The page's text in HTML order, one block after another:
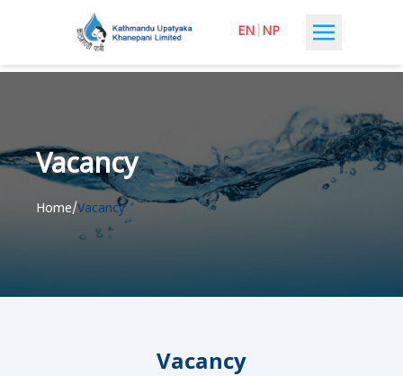
EN| NP
Vacancy
Home/Vacancy
Vacancy